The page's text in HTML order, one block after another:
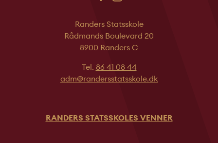
Randers Statsskole
Rådmands Boulevard 20
8900 Randers C
Tel. 86 41 08 44
adm@randersstatsskole.dk
RANDERS STATSSKOLES VENNER